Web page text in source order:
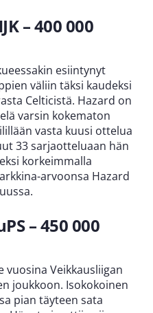
– 400 000
esiintynyt
väliin täksi kaudeksi
Celticistä. Hazard on
varsin kokematon
vasta kuusi ottelua
33 sarjaotteluaan hän
korkeimmalla
arvoonsa Hazard
– 450 000
vuosina Veikkausliigan
joukkoon. Isokokoinen
pian täyteen sata